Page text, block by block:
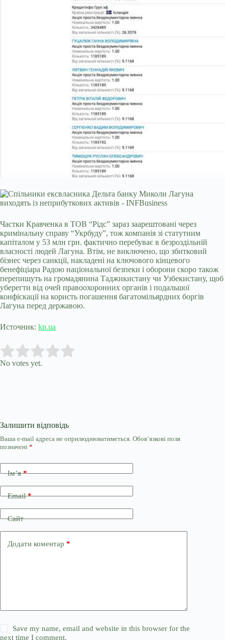
Частки Кравченка в ТОВ “Рідс” зараз заарештовані через
кримінальну справу “Укрбуду”, тож компанія зі статутним
капіталом у 53 млн грн. фактично перебуває в безроздільній
власності людей Лагуна. Втім, не виключено, що збитковий
бізнес через санкції, накладені на ключового кінцевого
бенефіціара Радою національної безпеки і оборони скоро також
перепишуть на громадянина Таджикистану чи Узбекистану, щоб
уберегти від очей правоохоронних органів і подальшої
конфіскації на користь погашення багатомільярдних боргів
Лагуна перед державою.
Источник: kp.ua
Rate this item:
No votes yet.
Залишити відповідь
Ваша e-mail адреса не оприлюднюватиметься. Обов’язкові поля
позначені *
Ім’я*
Email*
Сайт
Додати коментар *
Save my name, email and website in this browser for the
next time I comment.